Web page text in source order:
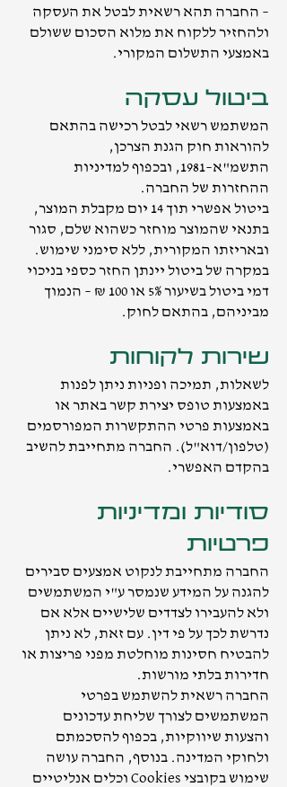
– החברה תהא רשאית לבטל את העסקה
ולהחזיר ללקוח את מלוא הסכום ששולם
באמצעי התשלום המקורי.
ביטול עסקה
המשתמש רשאי לבטל רכישה בהתאם
להוראות חוק הגנת הצרכן,
התשמ"א–1981, ובכפוף למדיניות
ההחזרות של החברה.
ביטול אפשרי תוך 14 יום מקבלת המוצר,
בתנאי שהמוצר מוחזר כשהוא שלם, סגור
ובאריזתו המקורית, ללא סימני שימוש.
במקרה של ביטול יינתן החזר כספי בניכוי
דמי ביטול בשיעור 5% או 100 ₪ – הנמוך
מביניהם, בהתאם לחוק.
שירות לקוחות
לשאלות, תמיכה ופניות ניתן לפנות
באמצעות טופס יצירת קשר באתר או
באמצעות פרטי ההתקשרות המפורסמים
(טלפון/דוא"ל). החברה מתחייבת להשיב
בהקדם האפשרי.
סודיות ומדיניות
פרטיות
החברה מתחייבת לנקוט אמצעים סבירים
להגנה על המידע שנמסר ע"י המשתמשים
ולא להעבירו לצדדים שלישיים אלא אם
נדרשת לכך על פי דין. עם זאת, לא ניתן
להבטיח חסינות מוחלטת מפני פריצות או
חדירות בלתי מורשות.
החברה רשאית להשתמש בפרטי
המשתמשים לצורך שליחת עדכונים
והצעות שיווקיות, בכפוף להסכמתם
ולחוקי המדינה. בנוסף, החברה עושה
שימוש בקובצי Cookies וכלים אנליטיים